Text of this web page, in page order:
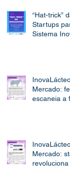
“Hat-trick”
Startups
Sistema
Mercado:
escaneia a
Mercado: